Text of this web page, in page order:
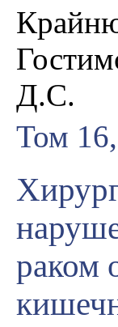
Д.С.
Том
раком